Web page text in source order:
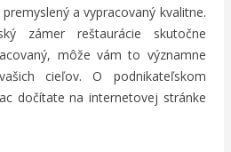
a vypracovaný kvalitne.
zámer reštaurácie skutočne
môže vám to významne
cieľov. O podnikateľskom
dočítate na internetovej stránke